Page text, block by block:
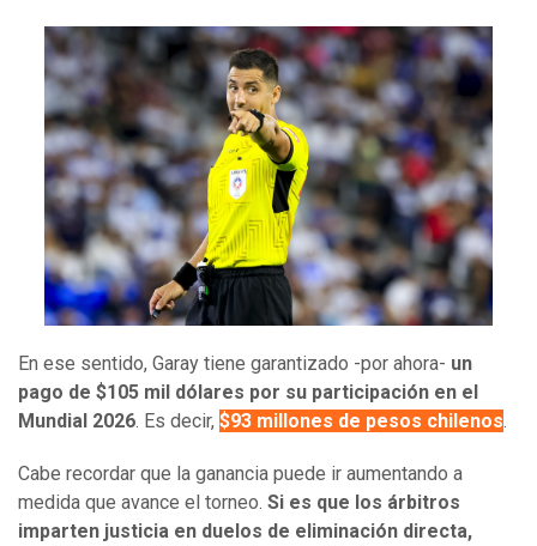
En ese sentido, Garay tiene garantizado -por ahora- un
pago de $105 mil dólares por su participación en el
Mundial 2026. Es decir, $93 millones de pesos chilenos.
Cabe recordar que la ganancia puede ir aumentando a
medida que avance el torneo. Si es que los árbitros
imparten justicia en duelos de eliminación directa,